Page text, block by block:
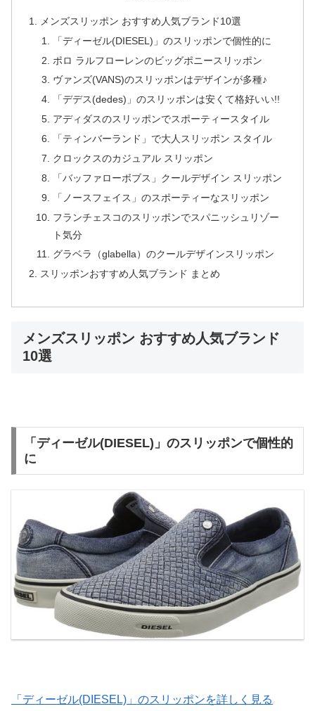
メンズスリッポン おすすめ人気ブランド10選
「ディーゼル(DIESEL)」のスリッポンで個性的に
ポロ ラルフローレンのビッグポニースリッポン
ヴァンズ(VANS)のスリッポンはデザインが多種♪
「デデス(dedes)」のスリッポンは安くて格好いい!!
アディダスのスリッポンでスポーティースタイル
「ティンバーランド」で大人スリッポン スタイル
クロックスのカジュアル スリッポン
「バッファローボブス」クールデザイン スリッポン
「ノースフェイス」のスポーティーなスリッポン
フランチェスコのスリッポンでスパニッシュリゾー
ト気分
グラベラ（glabella）のクールデザインスリッポン
スリッポンおすすめ人気ブランド まとめ
メンズスリッポン おすすめ人気ブランド
10選
「ディーゼル(DIESEL)」のスリッポンで個性的
に
「ディーゼル(DIESEL)」のスリッポンを詳しく見る